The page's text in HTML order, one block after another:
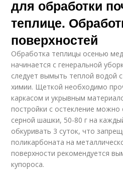
для обработки
теплице.
поверхностей
Обработка теплицы осенью
начинается с генеральной
следует вымыть теплой водой
химии. Щеткой необходимо
каркасом и укрывным
постройки с остекление
серной шашки, 50-80 г на
обкуривать 3 суток, что
поликарбоната на
поверхности рекомендуется
купороса.